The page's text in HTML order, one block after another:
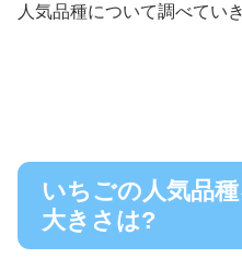
人気品種について調べてい
いちごの人気品
大きさは?